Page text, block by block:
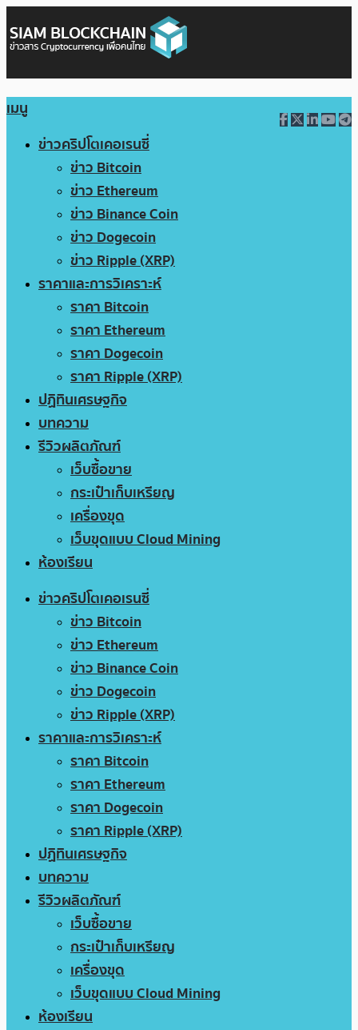
เมนู
ข่าวคริปโตเคอเรนซี่
ข่าว Bitcoin
ข่าว Ethereum
ข่าว Binance Coin
ข่าว Dogecoin
ข่าว Ripple (XRP)
ราคาและการวิเคราะห์
ราคา Bitcoin
ราคา Ethereum
ราคา Dogecoin
ราคา Ripple (XRP)
ปฏิทินเศรษฐกิจ
บทความ
รีวิวผลิตภัณฑ์
เว็บซื้อขาย
กระเป๋าเก็บเหรียญ
เครื่องขุด
เว็บขุดแบบ Cloud Mining
ห้องเรียน
ข่าวคริปโตเคอเรนซี่
ข่าว Bitcoin
ข่าว Ethereum
ข่าว Binance Coin
ข่าว Dogecoin
ข่าว Ripple (XRP)
ราคาและการวิเคราะห์
ราคา Bitcoin
ราคา Ethereum
ราคา Dogecoin
ราคา Ripple (XRP)
ปฏิทินเศรษฐกิจ
บทความ
รีวิวผลิตภัณฑ์
เว็บซื้อขาย
กระเป๋าเก็บเหรียญ
เครื่องขุด
เว็บขุดแบบ Cloud Mining
ห้องเรียน